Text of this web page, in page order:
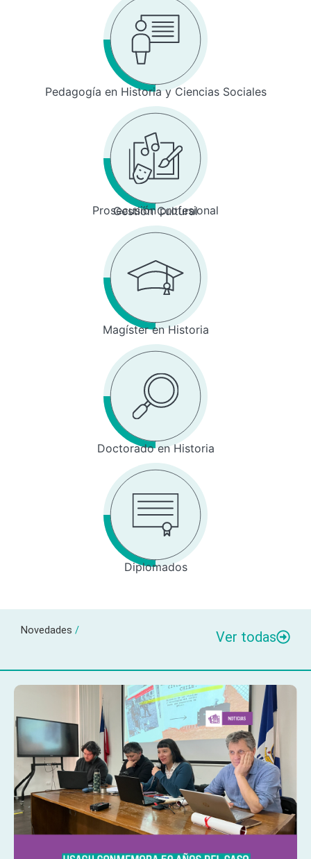
Pedagogía en Historia y Ciencias Sociales
Prosecusión profesional
Gestión Cultural
Magíster en Historia
Doctorado en Historia
Diplomados
Novedades / Ver todas